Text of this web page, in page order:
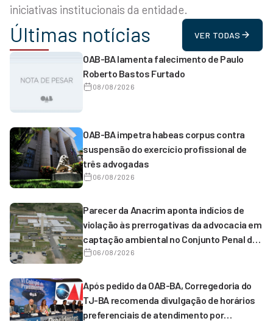
iniciativas institucionais da entidade.
Últimas notícias VER TODAS
OAB-BA lamenta falecimento de Paulo
Roberto Bastos Furtado
08/08/2026
OAB-BA impetra habeas corpus contra
suspensão do exercício profissional de
três advogadas
06/08/2026
Parecer da Anacrim aponta indícios de
violação às prerrogativas da advocacia em
captação ambiental no Conjunto Penal de
Serrinha
06/08/2026
Após pedido da OAB-BA, Corregedoria do
TJ-BA recomenda divulgação de horários
preferenciais de atendimento por